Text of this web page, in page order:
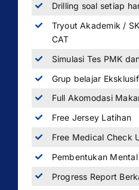
Drilling soal setiap
Tryout Akademik /
CAT
Simulasi Tes PMK
Grup belajar Eksklusif
Full Akomodasi
Free Jersey Latihan
Free Medical Check
Pembentukan
Progress Report